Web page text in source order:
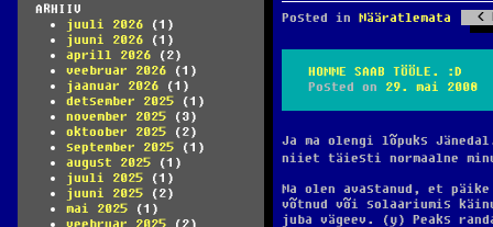
ARHIIV
juuli 2026 (1)
juuni 2026 (1)
aprill 2026 (2)
veebruar 2026 (1)
jaanuar 2026 (1)
detsember 2025 (1)
november 2025 (3)
oktoober 2025 (2)
september 2025 (1)
august 2025 (1)
juuli 2025 (1)
juuni 2025 (2)
mai 2025 (1)
Posted in Määratlemata
HOMME SAAB TÖÖLE. :D
Posted on 29. mai 2008
Ja ma olengi lõpuks
niiet täiesti normaalne
Ma olen avastanud, et
võtnud või solaariumis
juba vägeev. (y) Peaks